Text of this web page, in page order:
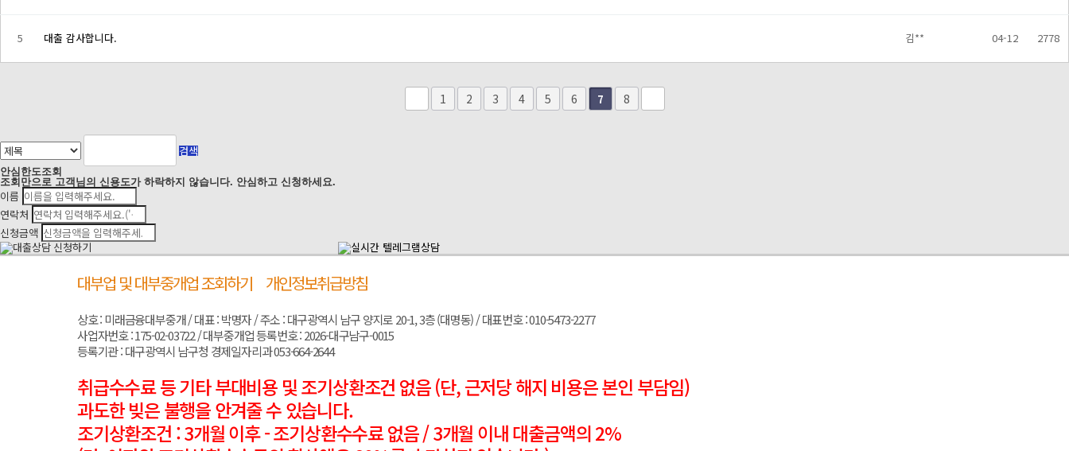
5 대출 감사합니다. 김** 04-12 2778
1 2 3 4 5 6 7 8
안심 한도조회
조회만으로 고객님의 신용도가 하락하지 않습니다. 안심하고 신청하세요.
이름
연락처
신청금액
대부업 및 대부중개업 조회하기 개인정보취급방침
상호 : 미래금융대부중개 / 대표 : 박명자 / 주소 : 대구광역시 남구 양지로 20-1, 3층 (대명동) / 대표번호 : 010-5473-2277
사업자번호 : 175-02-03722 / 대부중개업 등록번호 : 2026-대구남구-0015
등록기관 : 대구광역시 남구청 경제일자리과 053-664-2644
취급수수료 등 기타 부대비용 및 조기상환조건 없음 (단, 근저당 해지 비용은 본인 부담임)
과도한 빚은 불행을 안겨줄 수 있습니다.
조기상환조건 : 3개월 이후 - 조기상환수수료 없음 / 3개월 이내 대출금액의 2%